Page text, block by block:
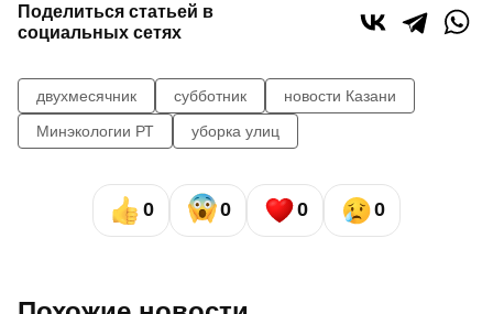
Поделиться статьей в
социальных сетях
двухмесячник субботник
новости Казани
Минэкологии РТ
уборка улиц
0 0 0 0